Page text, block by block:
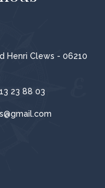
Henri Clews - 06210
23 88 03